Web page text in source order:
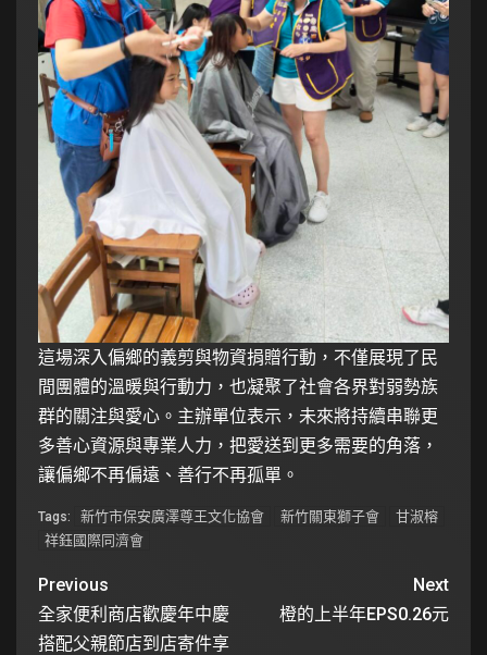
這場深入偏鄉的義剪與物資捐贈行動，不僅展現了民
間團體的溫暖與行動力，也凝聚了社會各界對弱勢族
群的關注與愛心。主辦單位表示，未來將持續串聯更
多善心資源與專業人力，把愛送到更多需要的角落，
讓偏鄉不再偏遠、善行不再孤單。
Tags: 新竹市保安廣澤尊王文化協會 新竹關東獅子會
甘淑榕
祥鈺國際同濟會
Previous
全家便利商店歡慶年中慶
搭配父親節店到店寄件享
Next
橙的上半年EPS0.26元